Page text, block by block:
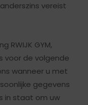
vereist
RWIJK GYM,
voor de volgende
wanneer u met
gegevens
in staat om uw